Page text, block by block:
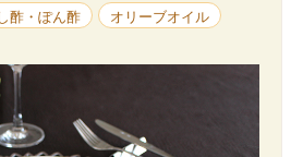
酢・ぽん酢 オリーブオイル